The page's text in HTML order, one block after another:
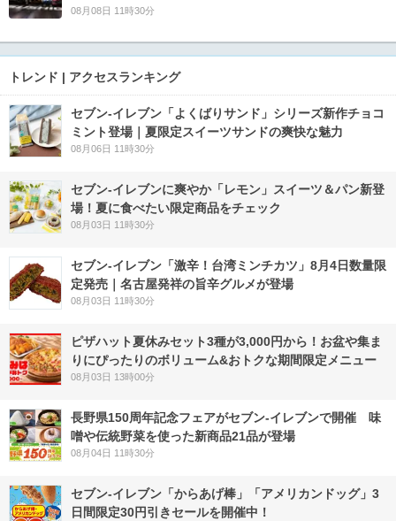
08月08日 11時30分
トレンド | アクセスランキング
セブン‐イレブン「よくばりサンド」シリーズ新作チョコ
ミント登場｜夏限定スイーツサンドの爽快な魅力
08月06日 11時30分
セブン‐イレブンに爽やか「レモン」スイーツ＆パン新登
場！夏に食べたい限定商品をチェック
08月03日 11時30分
セブン-イレブン「激辛！台湾ミンチカツ」8月4日数量限
定発売｜名古屋発祥の旨辛グルメが登場
08月03日 11時30分
ピザハット夏休みセット3種が3,000円から！お盆や集ま
りにぴったりのボリューム&おトクな期間限定メニュー
08月03日 13時00分
長野県150周年記念フェアがセブン-イレブンで開催 味
噌や伝統野菜を使った新商品21品が登場
08月04日 11時30分
セブン‐イレブン「からあげ棒」「アメリカンドッグ」3
日間限定30円引きセールを開催中！